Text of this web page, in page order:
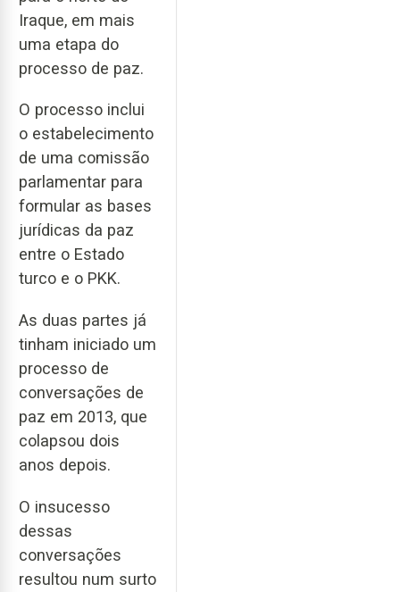
Iraque, em mais
uma etapa do
processo de paz.
O processo inclui
o estabelecimento
de uma comissão
parlamentar para
formular as bases
jurídicas da paz
entre o Estado
turco e o PKK.
As duas partes já
tinham iniciado um
processo de
conversações de
paz em 2013, que
colapsou dois
anos depois.
O insucesso
dessas
conversações
resultou num surto